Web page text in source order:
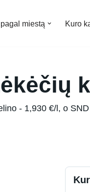
miestą Kuro
k
- 1,930 €/l, o